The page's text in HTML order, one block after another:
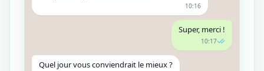
10:16
Super, merci !
10:17
Quel jour vous conviendrait le mieux ?